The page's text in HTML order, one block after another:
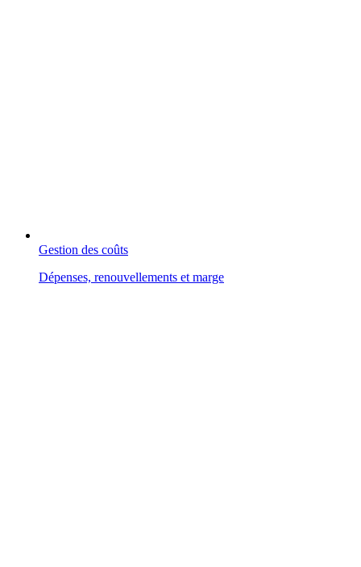
Gestion des coûts
Dépenses, renouvellements et marge